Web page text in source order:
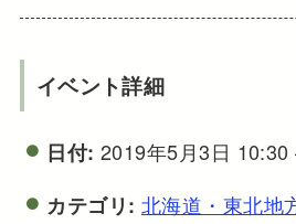
イベント詳細
日付: 2019年5月3日 10:30
カテゴリ: 北海道・東北地